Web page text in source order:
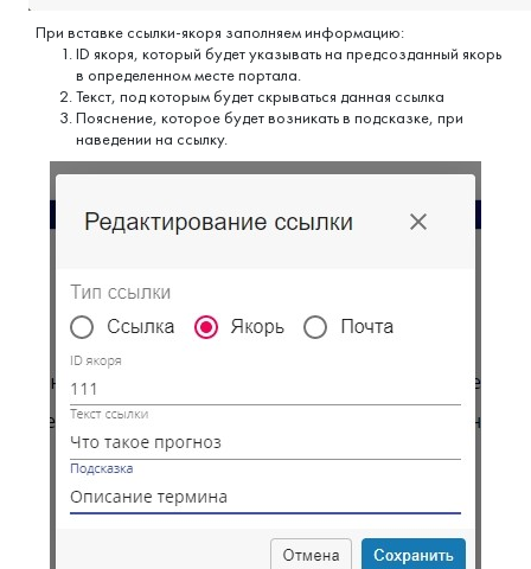
При вставке ссылки-якоря заполняем информацию:
ID якоря, который будет указывать на предсозданный якорь
в определенном месте портала.
Текст, под которым будет скрываться данная ссылка
Пояснение, которое будет возникать в подсказке, при
наведении на ссылку.